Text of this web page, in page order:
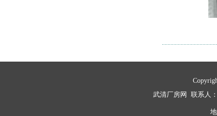
武清厂房网 联系人：